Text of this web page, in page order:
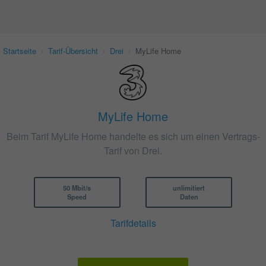
Startseite Tarif-Übersicht Drei MyLife Home
MyLife Home
Beim Tarif MyLife Home handelte es sich um einen Vertrags-
Tarif von Drei.
50 Mbit/s
Speed
unlimitiert
Daten
Tarifdetails